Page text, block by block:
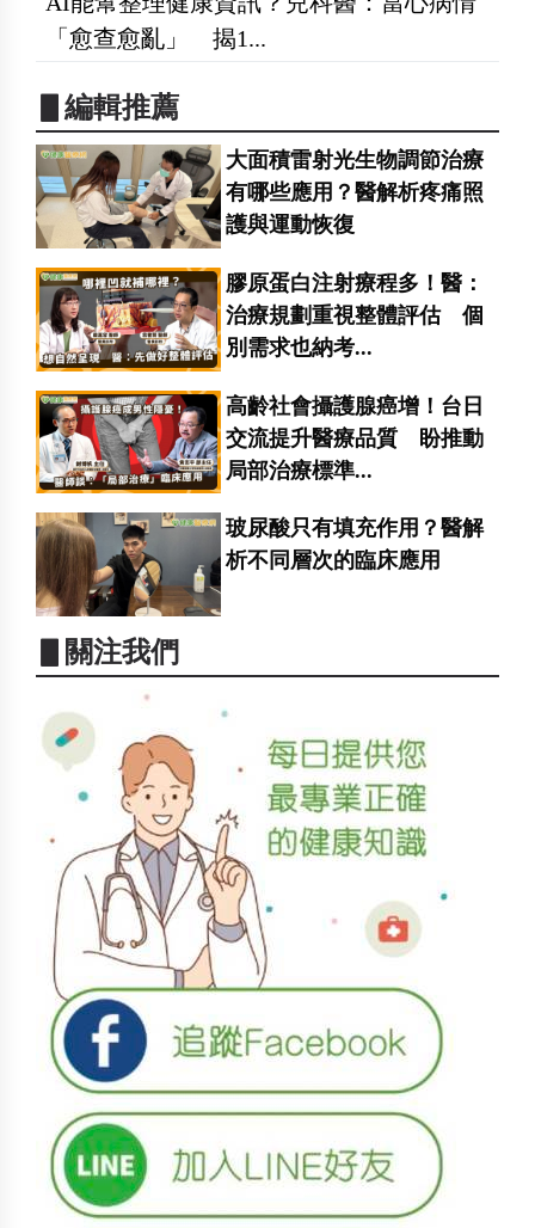
「愈查愈亂」 揭1...
▋編輯推薦
大面積雷射光生物調節治療
有哪些應用？醫解析疼痛照
護與運動恢復
膠原蛋白注射療程多！醫：
治療規劃重視整體評估 個
別需求也納考...
高齡社會攝護腺癌增！台日
交流提升醫療品質 盼推動
局部治療標準...
玻尿酸只有填充作用？醫解
析不同層次的臨床應用
▋關注我們